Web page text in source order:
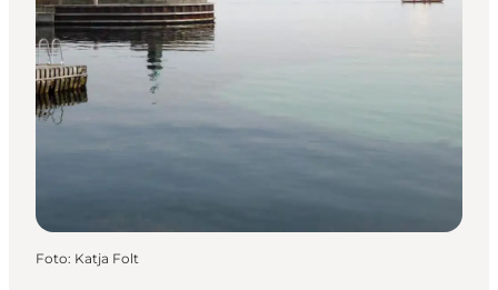
Aktiviteter
Spis & drik
Områder
Planlæg din tur
Foto: Katja Folt